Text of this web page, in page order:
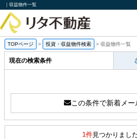
｜収益物件一覧
TOPページ > 投資・収益物件検索 > 収益物件一覧
現在の検索条件
この条件で新着メー
1件見つかりまし